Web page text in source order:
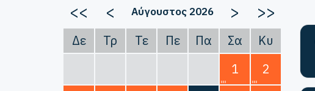
<< < Αύγουστος 2026 > >>
Δε Τρ Τε Πε Πα Σα
Κυ
1
2